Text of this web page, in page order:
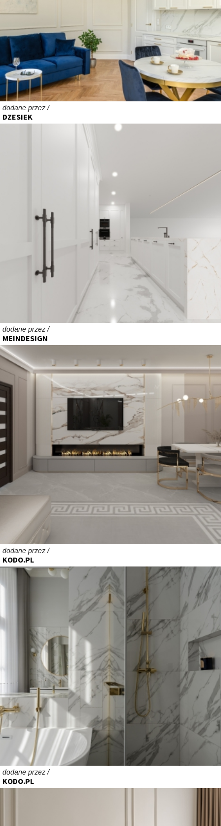
dodane przez /
DZESIEK
dodane przez /
MEINDESIGN
dodane przez /
KODO.PL
dodane przez /
KODO.PL